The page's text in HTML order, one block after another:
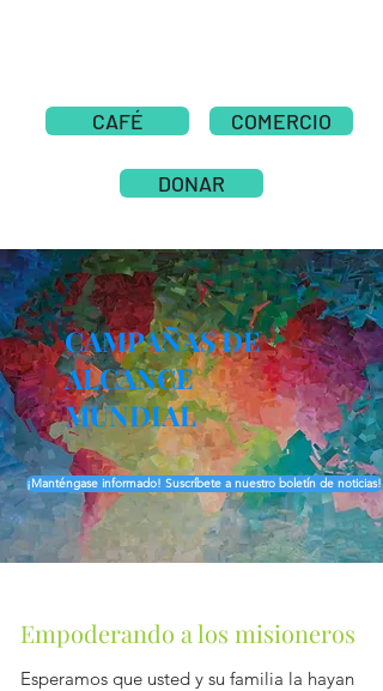
CAFÉ COMERCIO
DONAR
CAMPAÑAS DE
ALCANCE
MUNDIAL
¡Manténgase informado! Suscríbete a nuestro boletín de noticias!
Empoderando a los misioneros
Esperamos que usted y su familia la hayan